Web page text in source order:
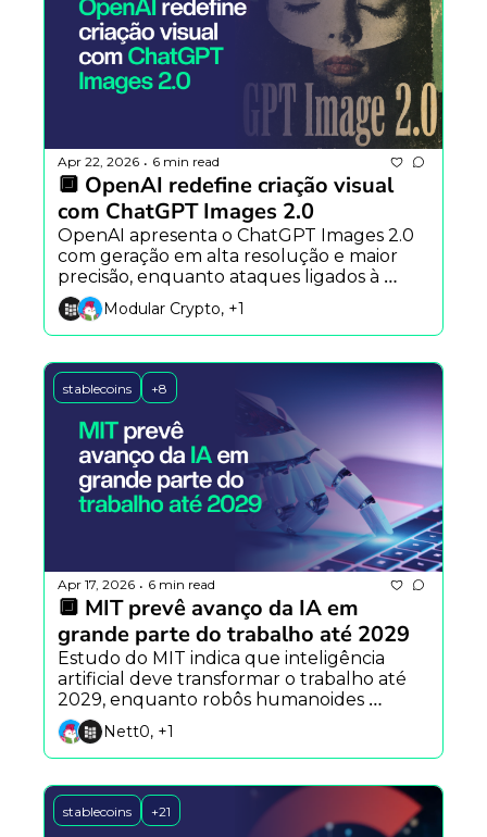
Apr 22, 2026 • 6 min read
🔲 OpenAI redefine criação visual
com ChatGPT Images 2.0
OpenAI apresenta o ChatGPT Images 2.0
com geração em alta resolução e maior
precisão, enquanto ataques ligados à
Coreia do Norte expõem fragilidades no
DeFi. Modular Crypto, +1
stablecoins +8
Apr 17, 2026 • 6 min read
🔲 MIT prevê avanço da IA em
grande parte do trabalho até 2029
Estudo do MIT indica que inteligência
artificial deve transformar o trabalho até
2029, enquanto robôs humanoides
avançam e plataformas como X Money
pressionam o sistema financeiro
Nett0, +1
stablecoins +21